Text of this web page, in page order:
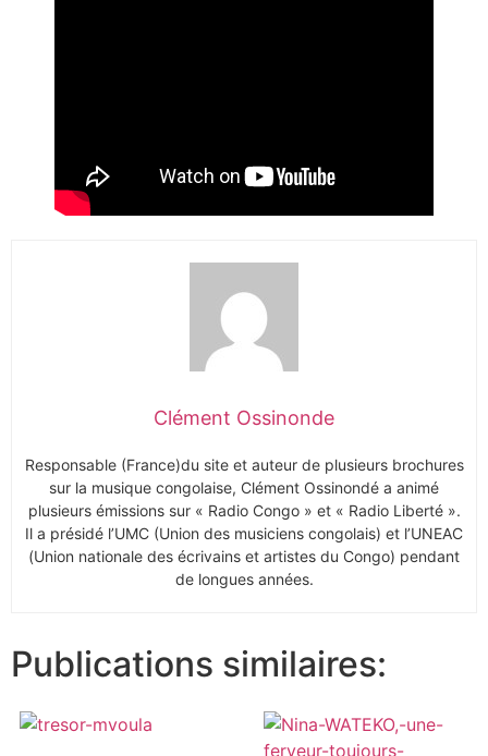
Clément Ossinonde
Responsable (France)du site et auteur de plusieurs brochures
sur la musique congolaise, Clément Ossinondé a animé
plusieurs émissions sur « Radio Congo » et « Radio Liberté ».
Il a présidé l’UMC (Union des musiciens congolais) et l’UNEAC
(Union nationale des écrivains et artistes du Congo) pendant
de longues années.
Publications similaires: